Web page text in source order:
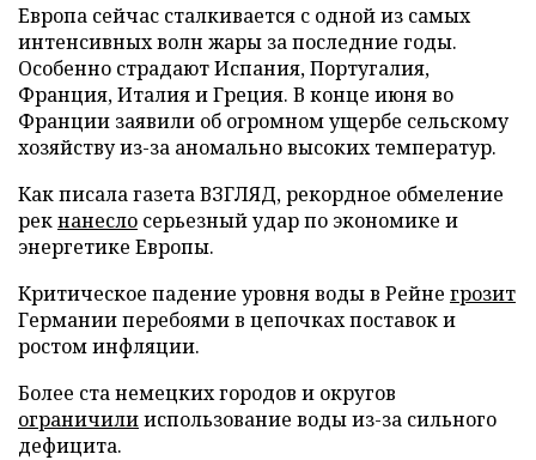
Европа сейчас сталкивается с одной из самых
интенсивных волн жары за последние годы.
Особенно страдают Испания, Португалия,
Франция, Италия и Греция. В конце июня во
Франции заявили об огромном ущербе сельскому
хозяйству из-за аномально высоких температур.
Как писала газета ВЗГЛЯД, рекордное обмеление
рекнанесло серьезный удар по экономике и
энергетике Европы.
Критическое падение уровня воды в Рейне грозит
Германии перебоями в цепочках поставок и
ростом инфляции.
Более ста немецких городов и округов
ограничилииспользование воды из-за сильного
дефицита.